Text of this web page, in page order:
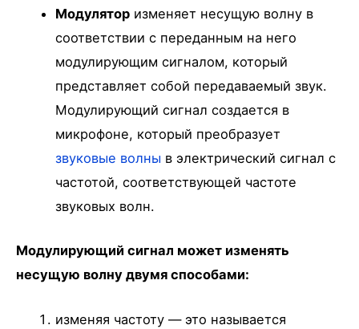
Модулятор изменяет несущую волну в
соответствии с переданным на него
модулирующим сигналом, который
представляет собой передаваемый звук.
Модулирующий сигнал создается в
микрофоне, который преобразует
звуковые волны в электрический сигнал с
частотой, соответствующей частоте
звуковых волн.
Модулирующий сигнал может изменять
несущую волну двумя способами:
изменяя частоту — это называется